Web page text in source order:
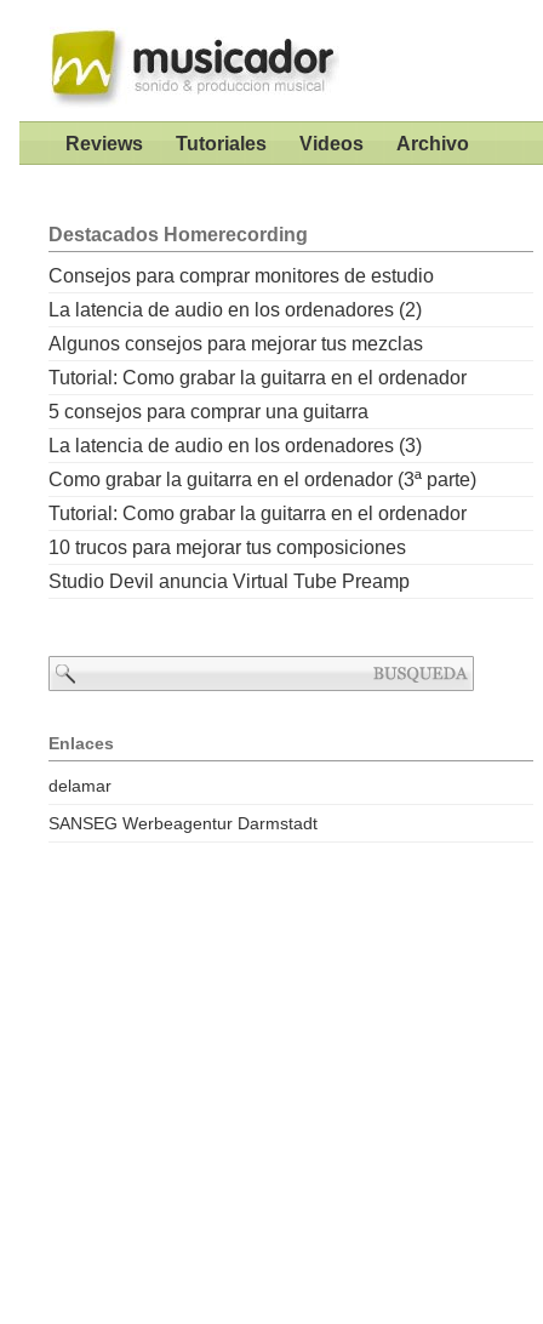
Reviews Tutoriales Videos Archivo
Destacados Homerecording
Consejos para comprar monitores de estudio
La latencia de audio en los ordenadores (2)
Algunos consejos para mejorar tus mezclas
Tutorial: Como grabar la guitarra en el ordenador
5 consejos para comprar una guitarra
La latencia de audio en los ordenadores (3)
Como grabar la guitarra en el ordenador (3ª parte)
Tutorial: Como grabar la guitarra en el ordenador
10 trucos para mejorar tus composiciones
Studio Devil anuncia Virtual Tube Preamp
Enlaces
delamar
SANSEG Werbeagentur Darmstadt